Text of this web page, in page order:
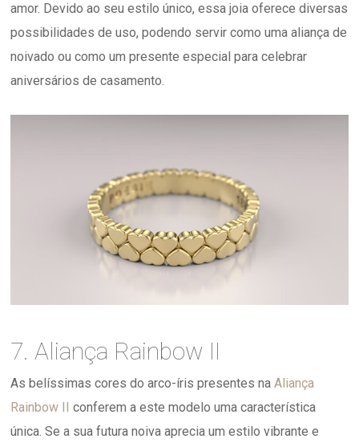
amor. Devido ao seu estilo único, essa joia oferece diversas
possibilidades de uso, podendo servir como uma aliança de
noivado ou como um presente especial para celebrar
aniversários de casamento.
7. Aliança Rainbow II
As belíssimas cores do arco-íris presentes naAliança
Rainbow II
conferem a este modelo uma característica
única. Se a sua futura noiva aprecia um estilo vibrante e